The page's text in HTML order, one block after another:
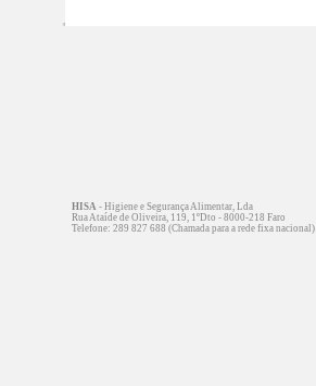
HISA - Higiene e Segurança Alimentar, Lda
Rua Ataíde de Oliveira, 119, 1ºDto - 8000-218 Faro
Telefone: 289 827 688 (Chamada para a rede fixa nacional)